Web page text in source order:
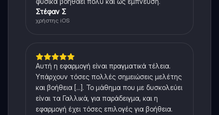
Στέφαν Σ
χρήστης iOS
Αυτή η εφαρμογή είναι πραγματικά τέλεια.
Υπάρχουν τόσες πολλές σημειώσεις μελέτης
και βοήθεια [...]. Το μάθημα που με δυσκολεύει
είναι τα Γαλλικά, για παράδειγμα, και η
εφαρμογή έχει τόσες επιλογές για βοήθεια.